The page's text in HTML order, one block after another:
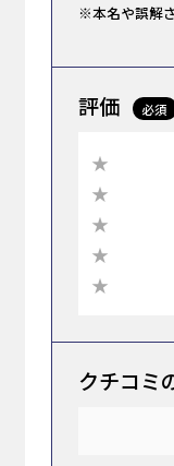
※本名や誤解
評価 必須
★
★
★
★
★
クチコミ